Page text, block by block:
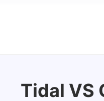
Tidal VS